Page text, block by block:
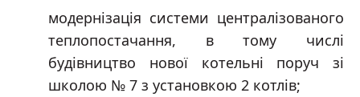
модернізація системи централізованого
теплопостачання, в тому числі
будівництво нової котельні поруч зі
школою № 7 з установкою 2 котлів;